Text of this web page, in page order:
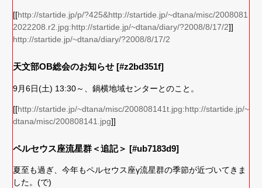
[[http://startide.jp/p/?425&http://startide.jp/~dtana/misc/2008081
2022208.r2.jpg:http://startide.jp/~dtana/diary/?2008/8/17/2]]
http://startide.jp/~dtana/diary/?2008/8/17/2
天文部OB総会のお知らせ [#z2bd351f]
9月6日(土) 13:30～、鍋横地域センターとのこと。
[[http://startide.jp/~dtana/misc/200808141t.jpg:http://startide.jp/~
dtana/misc/200808141.jpg]]
ペルセウス座流星群＜追記＞ [#ub7183d9]
夏至も過ぎ、今年もペルセウス座γ流星群の季節が近づいてきま
した。(で)